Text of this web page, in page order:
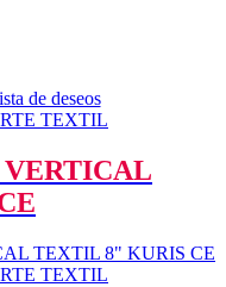
de deseos
TEXTIL
TEXTIL